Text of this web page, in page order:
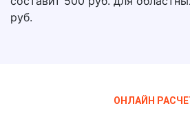
руб.
ОНЛАЙН